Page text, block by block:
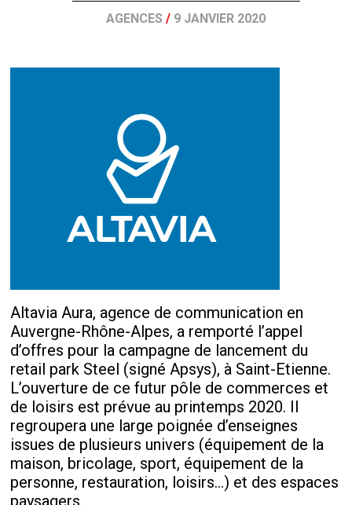
AGENCES / 9 JANVIER 2020
Altavia Aura, agence de communication en
Auvergne-Rhône-Alpes, a remporté l’appel
d’offres pour la campagne de lancement du
retail park Steel (signé Apsys), à Saint-Etienne.
L’ouverture de ce futur pôle de commerces et
de loisirs est prévue au printemps 2020. Il
regroupera une large poignée d’enseignes
issues de plusieurs univers (équipement de la
maison, bricolage, sport, équipement de la
personne, restauration, loisirs…) et des espaces
paysagers.